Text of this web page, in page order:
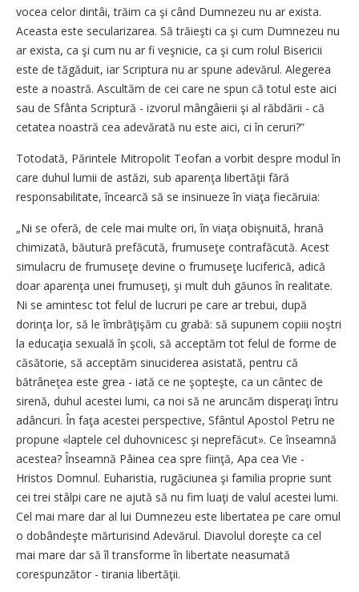
vocea celor dintâi, trăim ca şi când Dumnezeu nu ar exista.
Aceasta este secularizarea. Să trăieşti ca şi cum Dumnezeu nu
ar exista, ca şi cum nu ar fi veşnicie, ca şi cum rolul Bisericii
este de tăgăduit, iar Scriptura nu ar spune adevărul. Alegerea
este a noastră. Ascultăm de cei care ne spun că totul este aici
sau de Sfânta Scriptură - izvorul mângâierii şi al răbdării - că
cetatea noastră cea adevărată nu este aici, ci în ceruri?”
Totodată, Părintele Mitropolit Teofan a vorbit despre modul în
care duhul lumii de astăzi, sub aparenţa libertăţii fără
responsabilitate, încearcă să se insinueze în viaţa fiecăruia:
„Ni se oferă, de cele mai multe ori, în viaţa obişnuită, hrană
chimizată, băutură prefăcută, frumuseţe contrafăcută. Acest
simulacru de frumuseţe devine o frumuseţe luciferică, adică
doar aparenţa unei frumuseţi, şi mult duh găunos în realitate.
Ni se amintesc tot felul de lucruri pe care ar trebui, după
dorinţa lor, să le îmbrăţişăm cu grabă: să supunem copiii noştri
la educaţia sexuală în şcoli, să acceptăm tot felul de forme de
căsătorie, să acceptăm sinuciderea asistată, pentru că
bătrâneţea este grea - iată ce ne şopteşte, ca un cântec de
sirenă, duhul acestei lumi, ca noi să ne aruncăm disperaţi întru
adâncuri. În faţa acestei perspective, Sfântul Apostol Petru ne
propune «laptele cel duhovnicesc şi neprefăcut». Ce înseamnă
acestea? Înseamnă Pâinea cea spre fiinţă, Apa cea Vie -
Hristos Domnul. Euharistia, rugăciunea şi familia proprie sunt
cei trei stâlpi care ne ajută să nu fim luaţi de valul acestei lumi.
Cel mai mare dar al lui Dumnezeu este libertatea pe care omul
o dobândeşte mărturisind Adevărul. Diavolul doreşte ca cel
mai mare dar să îl transforme în libertate neasumată
corespunzător - tirania libertăţii.